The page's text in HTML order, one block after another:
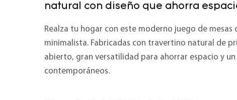
natural con diseño que ahorra
Realza tu hogar con este moderno juego de
minimalista. Fabricadas con travertino natural de
abierto, gran versatilidad para ahorrar espacio y
contemporáneos.